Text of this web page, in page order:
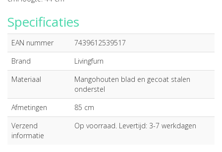
Specificaties
EAN nummer
7439612539517
Brand
Livingfurn
Materiaal
Mangohouten blad en gecoat stalen
onderstel
Afmetingen
85 cm
Verzend
informatie
Op voorraad. Levertijd: 3-7 werkdagen